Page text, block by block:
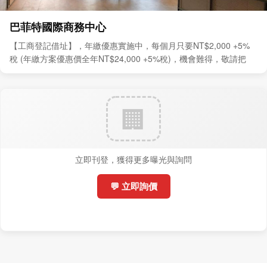
巴菲特國際商務中心
【工商登記借址】，年繳優惠實施中，每個月只要NT$2,000 +5%
稅 (年繳方案優惠價全年NT$24,000 +5%稅)，機會難得，敬請把
立即刊登，獲得更多曝光與詢問
💬 立即詢價